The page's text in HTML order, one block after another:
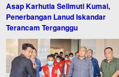
Asap Karhutla Selimuti Kumai,
Penerbangan Lanud Iskandar
Terancam Terganggu